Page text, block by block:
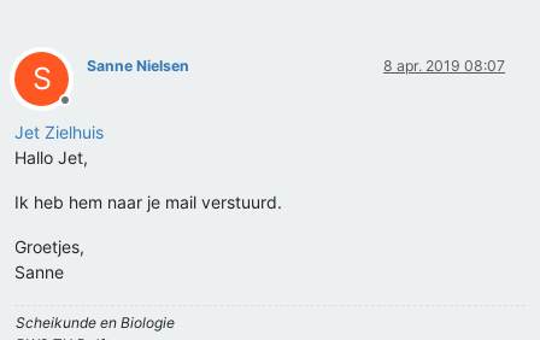
S
Offline
Sanne Nielsen 8 apr. 2019 08:07
Jet Zielhuis
Hallo Jet,
Ik heb hem naar je mail verstuurd.
Groetjes,
Sanne
Scheikunde en Biologie